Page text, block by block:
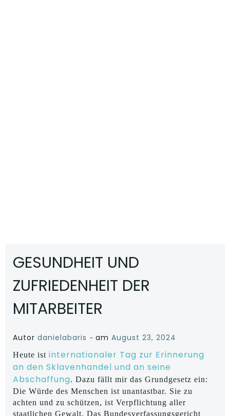
GESUNDHEIT UND
ZUFRIEDENHEIT DER
MITARBEITER
Autor danielabaris - am August 23, 2024
Heute ist internationaler Tag zur Erinnerung
an den Sklavenhandel und an seine
Abschaffung. Dazu fällt mir das Grundgesetz ein:
Die Würde des Menschen ist unantastbar. Sie zu
achten und zu schützen, ist Verpflichtung aller
staatlichen Gewalt. Das Bundesverfassungsgericht